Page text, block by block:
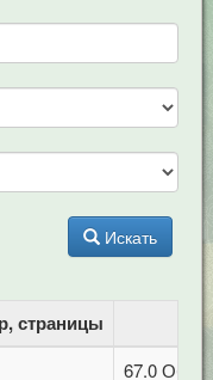
Искать
страницы
67.0